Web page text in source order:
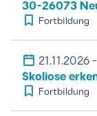
30-26073
Fortbildung
21.11.2026
Skoliose
Fortbildung